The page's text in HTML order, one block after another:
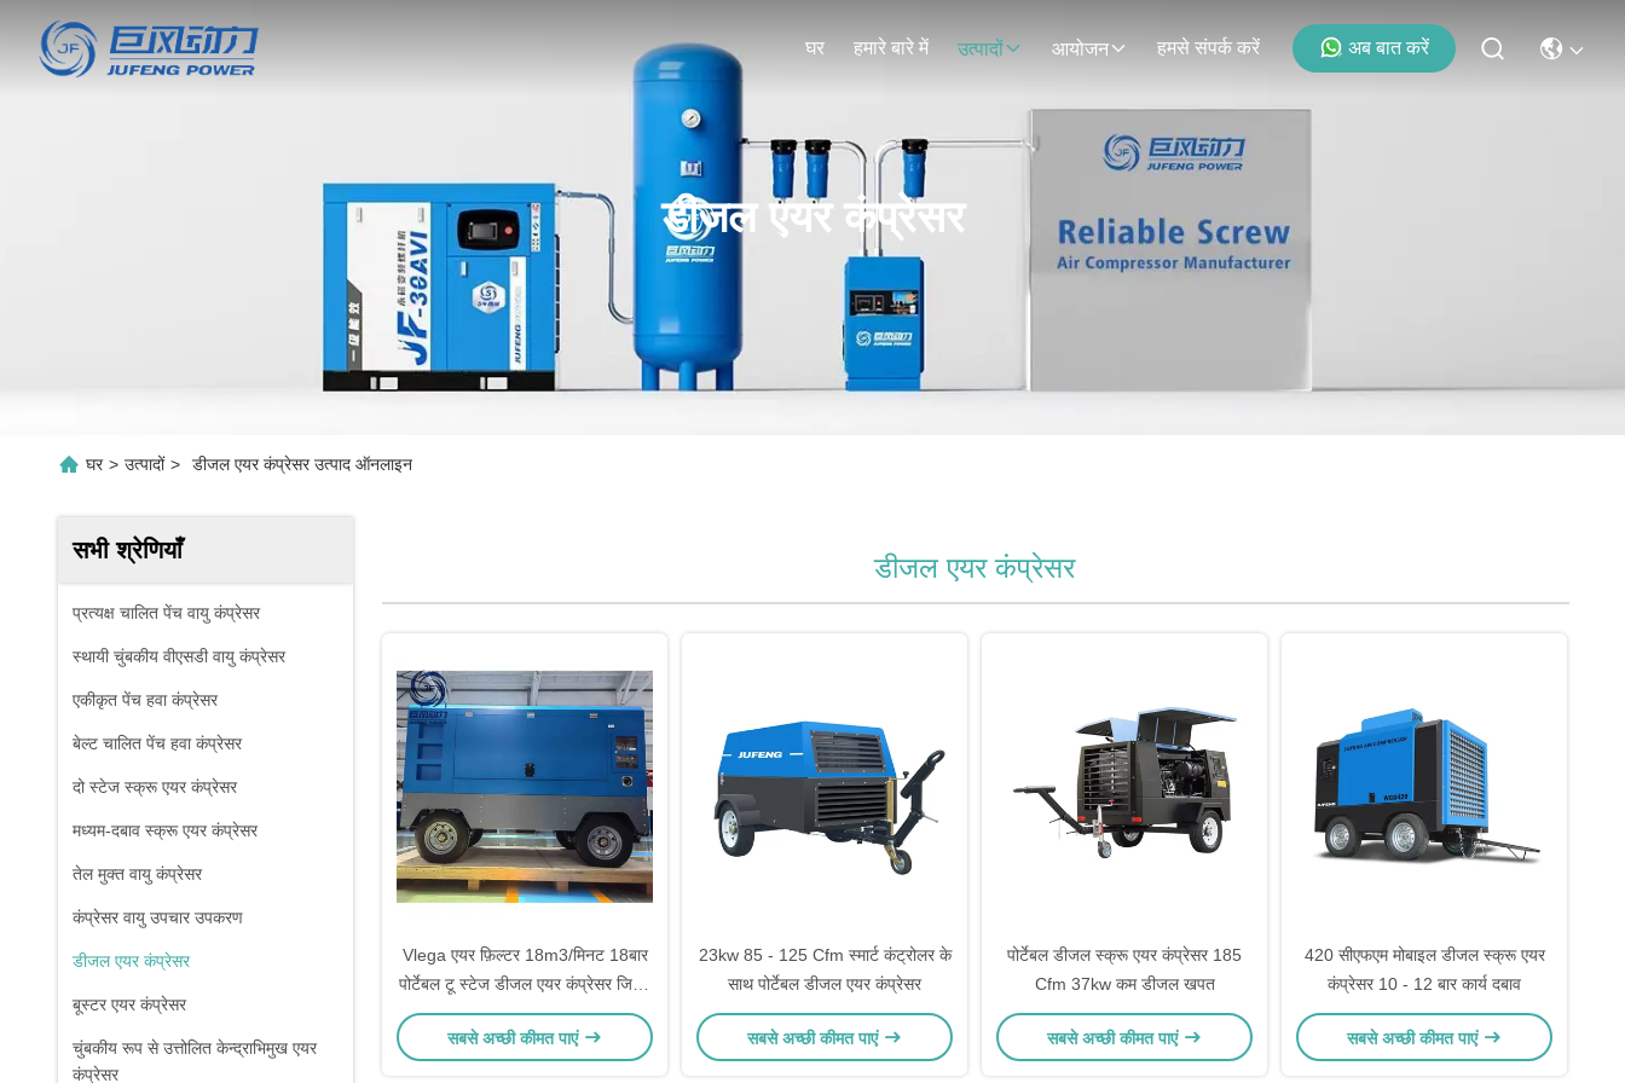
घर हमारे बारे में उत्पादों आयोजन हमसे संपर्क करें अब बात करें
डीजल एयर कंप्रेसर
घर > उत्पादों > डीजल एयर कंप्रेसर उत्पाद ऑनलाइन
सभी श्रेणियाँ
प्रत्यक्ष चालित पेंच वायु कंप्रेसर
स्थायी चुंबकीय वीएसडी वायु कंप्रेसर
एकीकृत पेंच हवा कंप्रेसर
बेल्ट चालित पेंच हवा कंप्रेसर
दो स्टेज स्क्रू एयर कंप्रेसर
मध्यम-दबाव स्क्रू एयर कंप्रेसर
तेल मुक्त वायु कंप्रेसर
कंप्रेसर वायु उपचार उपकरण
डीजल एयर कंप्रेसर
बूस्टर एयर कंप्रेसर
चुंबकीय रूप से उत्तोलित केन्द्राभिमुख एयर
कंप्रेसर
डीजल एयर कंप्रेसर
Vlega एयर फ़िल्टर 18m3/मिनट 18बार
पोर्टेबल टू स्टेज डीजल एयर कंप्रेसर जिसमें
20L कूलेंट वॉल्यूम है
सबसे अच्छी कीमत पाएं
23kw 85 - 125 Cfm स्मार्ट कंट्रोलर के
साथ पोर्टेबल डीजल एयर कंप्रेसर
सबसे अच्छी कीमत पाएं
पोर्टेबल डीजल स्क्रू एयर कंप्रेसर 185
Cfm 37kw कम डीजल खपत
सबसे अच्छी कीमत पाएं
420 सीएफएम मोबाइल डीजल स्क्रू एयर
कंप्रेसर 10 - 12 बार कार्य दबाव
सबसे अच्छी कीमत पाएं